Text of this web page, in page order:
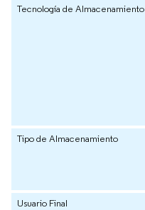
Tecnología de Almacenamiento
Tipo de Almacenamiento
Usuario Final